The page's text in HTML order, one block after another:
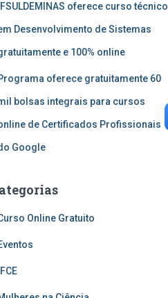
oferece curso técnico
Desenvolvimento de Sistemas
e 100% online
oferece gratuitamente 60
bolsas integrais para cursos
de Certificados Profissionais
Google
Online Gratuito